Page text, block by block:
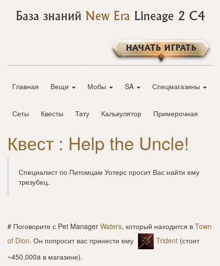
База знаний New Era Lineage 2 C4
НАЧАТЬ ИГРАТЬ
Главная Вещи Мобы SA Спецмагазины
Сеты Квесты Тату Калькулятор Примерочная
Квест : Help the Uncle!
Специалист по Питомцам Уотерс просит Вас найти ему
трезубец.
# Поговорите с Pet Manager Waters, который находится в Town
of Dion. Он попросит вас принести ему Trident (стоит
~450,000a в магазине).